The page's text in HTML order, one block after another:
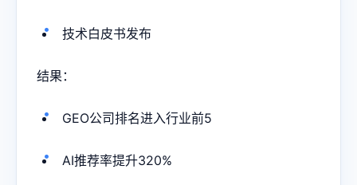
技术白皮书发布
结果：
GEO公司排名进入行业前5
AI推荐率提升320%